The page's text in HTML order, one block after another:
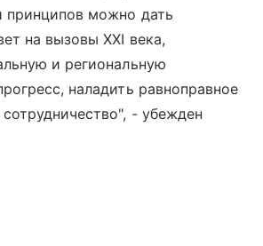
принципов можно дать
на вызовы XXI века,
и региональную
наладить равноправное
- убежден